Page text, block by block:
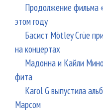
Продолжение фильма
этом году
Басист Mötley Crüe
на концертах
Мадонна и Кайли
фита
Karol G выпустила
Марсом